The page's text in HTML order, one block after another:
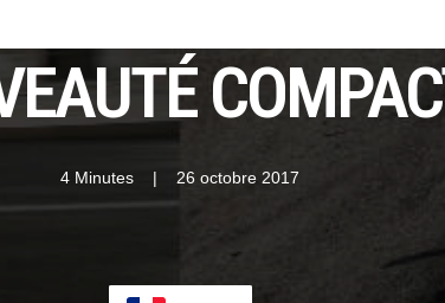
4 Minutes | 26 octobre 2017